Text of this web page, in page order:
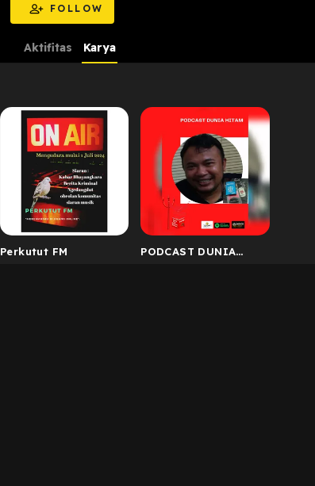
FOLLOW
Aktifitas Karya
Perkutut FM
PODCAST DUNIA